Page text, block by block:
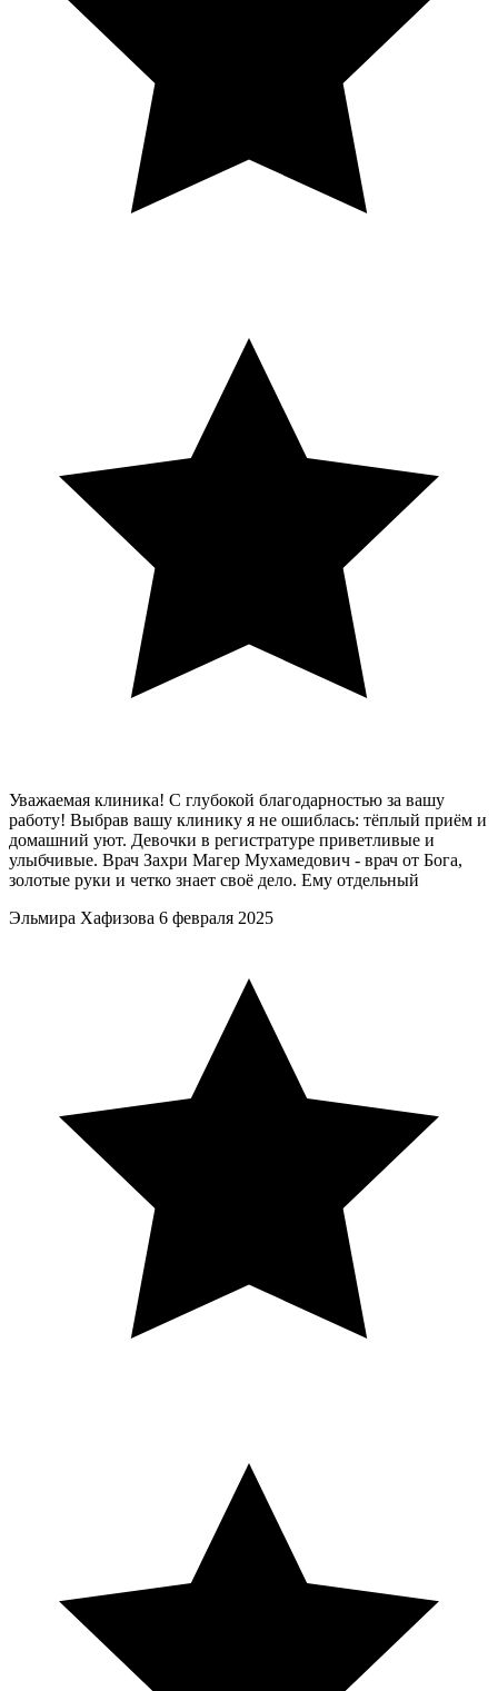
Уважаемая клиника! С глубокой благодарностью за вашу
работу! Выбрав вашу клинику я не ошиблась: тёплый приём и
домашний уют. Девочки в регистратуре приветливые и
улыбчивые. Врач Захри Магер Мухамедович - врач от Бога,
золотые руки и четко знает своё дело. Ему отдельный
Эльмира Хафизова 6 февраля 2025